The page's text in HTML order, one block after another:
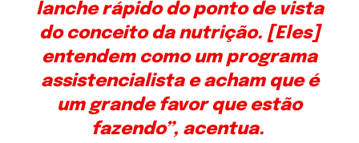
lanche rápido do ponto de vista
do conceito da nutrição. [Eles]
entendem como um programa
assistencialista e acham que é
um grande favor que estão
fazendo”, acentua.